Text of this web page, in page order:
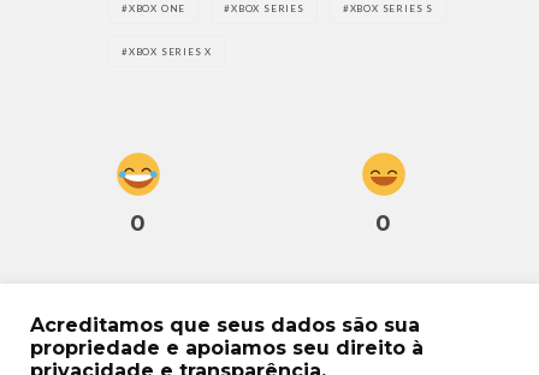
XBOX ONE XBOX SERIES XBOX SERIES S
XBOX SERIES X
0 0
Acreditamos que seus dados são sua
propriedade e apoiamos seu direito à